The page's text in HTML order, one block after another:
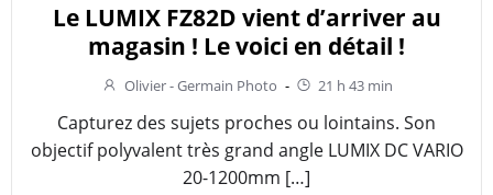
Le LUMIX FZ82D vient d’arriver au
magasin ! Le voici en détail !
Olivier - Germain Photo - 21 h 43 min
Capturez des sujets proches ou lointains. Son
objectif polyvalent très grand angle LUMIX DC VARIO
20-1200mm […]